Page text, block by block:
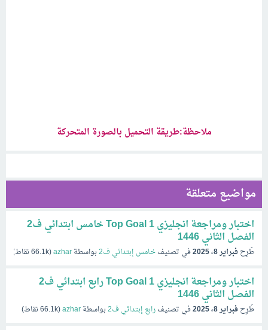
ملاحظة:طريقة التحميل بالصورة المتحركة
مواضيع متعلقة
اختبار ومراجعة انجليزي Top Goal 1 خامس ابتدائي ف2
الفصل الثاني 1446
طُرِحفبراير 8، 2025 في تصنيفخامس إبتدائي ف2 بواسطةazhar
(
66.1kنقاط)
اختبار ومراجعة انجليزي Top Goal 1 رابع ابتدائي ف2
الفصل الثاني 1446
طُرِحفبراير 8، 2025 في تصنيفرابع إبتدائي ف2 بواسطةazhar
(
66.1kنقاط)